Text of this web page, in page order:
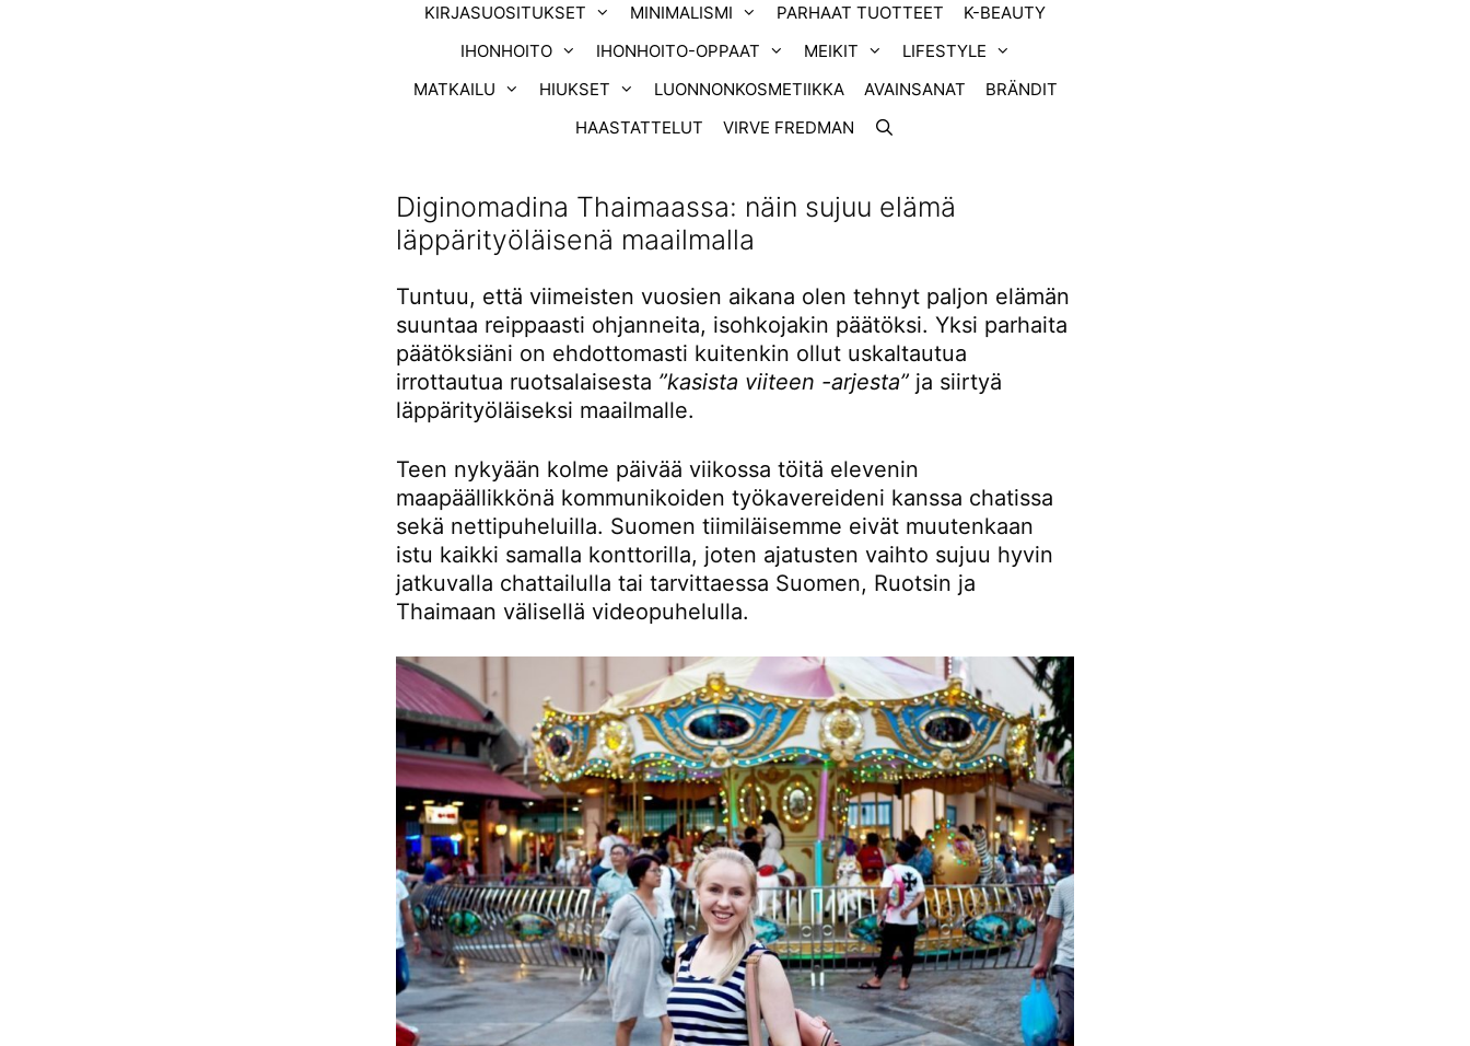
KIRJASUOSITUKSET MINIMALISMI PARHAAT TUOTTEET
K-BEAUTY
IHONHOITO
IHONHOITO-OPPAAT MEIKIT
LIFESTYLE
MATKAILU
HIUKSET LUONNONKOSMETIIKKA AVAINSANAT
BRÄNDIT
HAASTATTELUT
VIRVE FREDMAN
Diginomadina Thaimaassa: näin sujuu elämä
läppärityöläisenä maailmalla
Tuntuu, että viimeisten vuosien aikana olen tehnyt paljon elämän
suuntaa reippaasti ohjanneita, isohkojakin päätöksi. Yksi parhaita
päätöksiäni on ehdottomasti kuitenkin ollut uskaltautua
irrottautua ruotsalaisesta ”kasista viiteen -arjesta” ja siirtyä
läppärityöläiseksi maailmalle.
Teen nykyään kolme päivää viikossa töitä elevenin
maapäällikkönä kommunikoiden työkavereideni kanssa chatissa
sekä nettipuheluilla. Suomen tiimiläisemme eivät muutenkaan
istu kaikki samalla konttorilla, joten ajatusten vaihto sujuu hyvin
jatkuvalla chattailulla tai tarvittaessa Suomen, Ruotsin ja
Thaimaan välisellä videopuhelulla.